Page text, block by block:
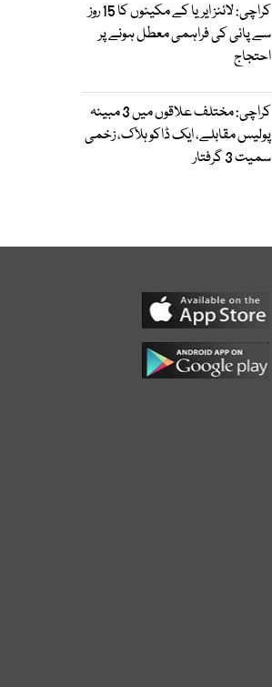
کراچی: لائنز ایریا کے مکینوں کا 15 روز
سے پانی کی فراہمی معطل ہونے پر
احتجاج
کراچی: مختلف علاقوں میں 3 مبینہ
پولیس مقابلے، ایک ڈاکو ہلاک، زخمی
سمیت 3 گرفتار